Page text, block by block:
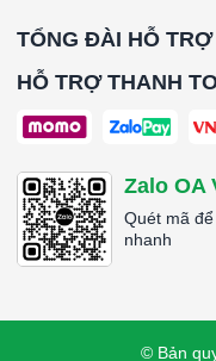
TỔNG ĐÀI HỖ TRỢ
HỖ TRỢ THANH
Zalo OA
Quét mã
nhanh
© Bản